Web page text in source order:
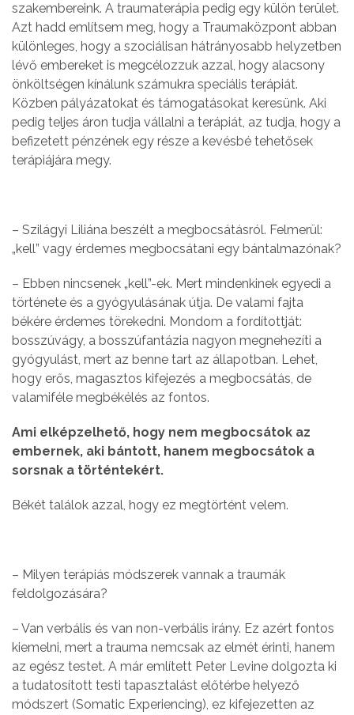
szakembereink. A traumaterápia pedig egy külön terület.
Azt hadd említsem meg, hogy a Traumaközpont abban
különleges, hogy a szociálisan hátrányosabb helyzetben
lévő embereket is megcélozzuk azzal, hogy alacsony
önköltségen kínálunk számukra speciális terápiát.
Közben pályázatokat és támogatásokat keresünk. Aki
pedig teljes áron tudja vállalni a terápiát, az tudja, hogy a
befizetett pénzének egy része a kevésbé tehetősek
terápiájára megy.
– Szilágyi Liliána beszélt a megbocsátásról. Felmerül:
„kell” vagy érdemes megbocsátani egy bántalmazónak?
– Ebben nincsenek „kell”-ek. Mert mindenkinek egyedi a
története és a gyógyulásának útja. De valami fajta
békére érdemes törekedni. Mondom a fordítottját:
bosszúvágy, a bosszúfantázia nagyon megnehezíti a
gyógyulást, mert az benne tart az állapotban. Lehet,
hogy erős, magasztos kifejezés a megbocsátás, de
valamiféle megbékélés az fontos.
Ami elképzelhető, hogy nem megbocsátok az
embernek, aki bántott, hanem megbocsátok a
sorsnak a történtekért.
Békét találok azzal, hogy ez megtörtént velem.
– Milyen terápiás módszerek vannak a traumák
feldolgozására?
– Van verbális és van non-verbális irány. Ez azért fontos
kiemelni, mert a trauma nemcsak az elmét érinti, hanem
az egész testet. A már említett Peter Levine dolgozta ki
a tudatosított testi tapasztalást előtérbe helyező
módszert (Somatic Experiencing), ez kifejezetten az